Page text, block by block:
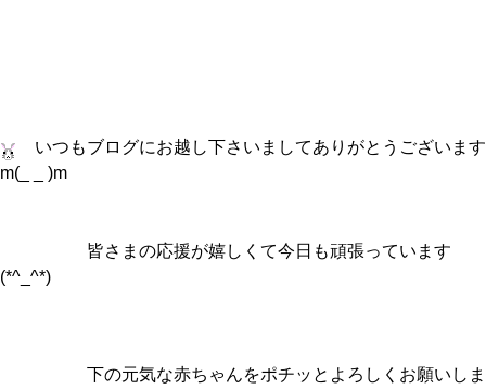
いつもブログにお越し下さいましてありがとうございます
m(_ _ )m
皆さまの応援が嬉しくて今日も頑張っています
(*^_^*)
下の元気な赤ちゃんをポチッとよろしくお願いしま